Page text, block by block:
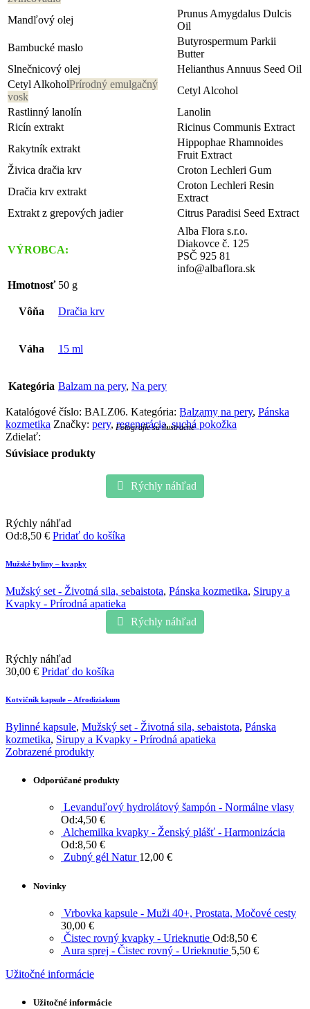
Mandľový olej
Prunus Amygdalus Dulcis
Oil
Bambucké maslo
Butyrospermum Parkii
Butter
Slnečnicový olej
Helianthus Annuus Seed Oil
Cetyl AlkoholPrírodný emulgačný
vosk
Cetyl Alcohol
Rastlinný lanolín
Lanolin
Ricín extrakt
Ricinus Communis Extract
Rakytník extrakt
Hippophae Rhamnoides
Fruit Extract
Živica dračia krv
Croton Lechleri Gum
Dračia krv extrakt
Croton Lechleri Resin
Extract
Extrakt z grepových jadier
Citrus Paradisi Seed Extract
VÝROBCA:
Alba Flora s.r.o.
Diakovce č. 125
PSČ 925 81
info@albaflora.sk
Hmotnosť 50 g
Vôňa Dračia krv
Váha 15 ml
Kategória Balzam na pery, Na pery
Katalógové číslo: BALZ06. Kategória: Balzamy na pery, Pánska
kozmetika Značky: pery, regenerácia,suchá pokožka
Zdielať:
Dračia Krv – Živicová pomáda na pery
Fotografie sú ilustračné
Súvisiace produkty
Rýchly náhľad
Rýchly náhľad
Od:8,50 € Pridať do košíka
Mužské byliny – kvapky
Mužský set - Životná sila, sebaistota, Pánska kozmetika, Sirupy a
Kvapky - Prírodná apatieka
Rýchly náhľad
Rýchly náhľad
30,00 € Pridať do košíka
Kotvičník kapsule – Afrodiziakum
Bylinné kapsule, Mužský set - Životná sila, sebaistota, Pánska
kozmetika, Sirupy a Kvapky - Prírodná apatieka
Zobrazené produkty
Odporúčané produkty
Levanduľový hydrolátový šampón - Normálne vlasy
Od:4,50 €
Alchemilka kvapky - Ženský plášť - Harmonizácia
Od:8,50 €
Zubný gél Natur 12,00 €
Novinky
Vrbovka kapsule - Muži 40+, Prostata, Močové cesty
30,00 €
Čistec rovný kvapky - Urieknutie Od:8,50 €
Aura sprej - Čistec rovný - Urieknutie 5,50 €
Užitočné informácie
Užitočné informácie